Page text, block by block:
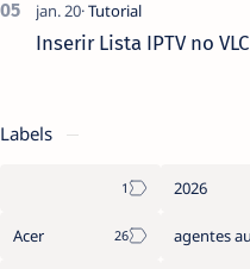
Inserir Lista IPTV no VLC
Labels
2026
Acer